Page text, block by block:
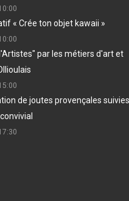
« Crée ton objet kawaii »
par les métiers d'art et
de joutes provençales suivies